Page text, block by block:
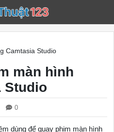
Camtasia Studio
màn hình
Studio
0
dùng để quay phim màn hình